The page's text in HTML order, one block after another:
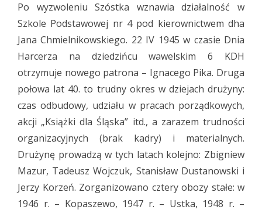
Po wyzwoleniu Szóstka wznawia działalność w
Szkole Podstawowej nr 4 pod kierownictwem dha
Jana Chmielnikowskiego. 22 IV 1945 w czasie Dnia
Harcerza na dziedzińcu wawelskim 6 KDH
otrzymuje nowego patrona – Ignacego Pika. Druga
połowa lat 40. to trudny okres w dziejach drużyny:
czas odbudowy, udziału w pracach porządkowych,
akcji „Książki dla Śląska” itd., a zarazem trudności
organizacyjnych (brak kadry) i materialnych.
Drużynę prowadzą w tych latach kolejno: Zbigniew
Mazur, Tadeusz Wojczuk, Stanisław Dustanowski i
Jerzy Korzeń. Zorganizowano cztery obozy stałe: w
1946 r. – Kopaszewo, 1947 r. – Ustka, 1948 r. –